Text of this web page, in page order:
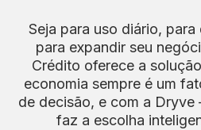
Seja para uso diário, para
para expandir seu
Crédito oferece a
economia sempre é um
de decisão, e com a Dryve
faz a escolha